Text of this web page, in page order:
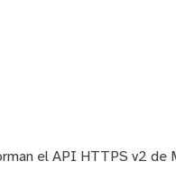
el API HTTPS v2